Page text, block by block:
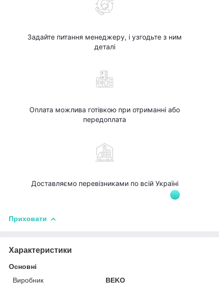
Задайте питання менеджеру, і узгодьте з ним
деталі
Оплата можлива готівкою при отриманні або
передоплата
Доставляємо перевізниками по всій Україні
Приховати
Характеристики
Основні
Виробник
BEKO